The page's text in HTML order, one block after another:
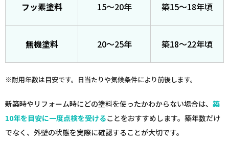
フッ素塗料 15〜20年 築15〜18年頃
無機塗料 20〜25年 築18〜22年頃
※耐用年数は目安です。日当たりや気候条件により前後します。
新築時やリフォーム時にどの塗料を使ったかわからない場合は、 築
10年を目安に一度点検を受けることをおすすめします。築年数だけ
でなく、外壁の状態を実際に確認することが大切です。